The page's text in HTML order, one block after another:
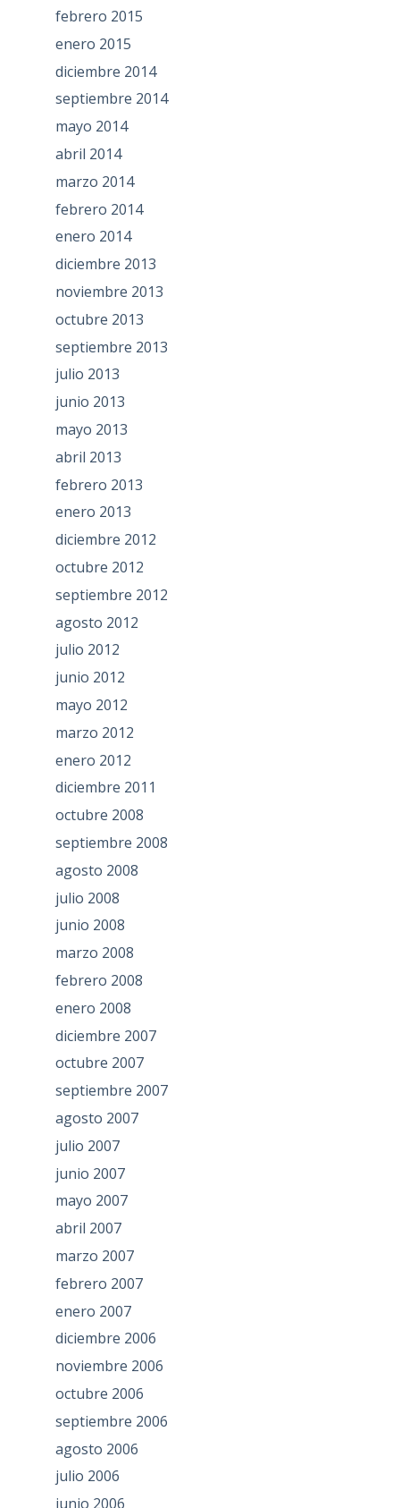
febrero 2015
enero 2015
diciembre 2014
septiembre 2014
mayo 2014
abril 2014
marzo 2014
febrero 2014
enero 2014
diciembre 2013
noviembre 2013
octubre 2013
septiembre 2013
julio 2013
junio 2013
mayo 2013
abril 2013
febrero 2013
enero 2013
diciembre 2012
octubre 2012
septiembre 2012
agosto 2012
julio 2012
junio 2012
mayo 2012
marzo 2012
enero 2012
diciembre 2011
octubre 2008
septiembre 2008
agosto 2008
julio 2008
junio 2008
marzo 2008
febrero 2008
enero 2008
diciembre 2007
octubre 2007
septiembre 2007
agosto 2007
julio 2007
junio 2007
mayo 2007
abril 2007
marzo 2007
febrero 2007
enero 2007
diciembre 2006
noviembre 2006
octubre 2006
septiembre 2006
agosto 2006
julio 2006
junio 2006